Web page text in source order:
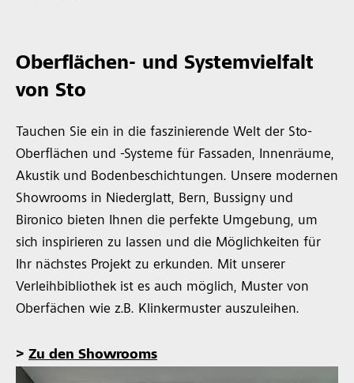
Oberflächen- und Systemvielfalt
von Sto
Tauchen Sie ein in die faszinierende Welt der Sto-
Oberflächen und -Systeme für Fassaden, Innenräume,
Akustik und Bodenbeschichtungen. Unsere modernen
Showrooms in Niederglatt, Bern, Bussigny und
Bironico bieten Ihnen die perfekte Umgebung, um
sich inspirieren zu lassen und die Möglichkeiten für
Ihr nächstes Projekt zu erkunden. Mit unserer
Verleihbibliothek ist es auch möglich, Muster von
Oberfächen wie z.B. Klinkermuster auszuleihen.
> Zu den Showrooms